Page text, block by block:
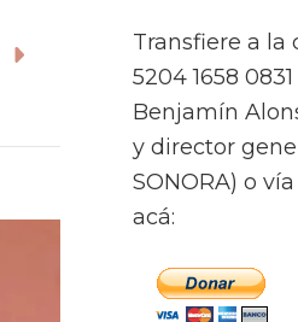
Transfiere a la
5204 1658
Benjamín
y director
SONORA) o
acá: